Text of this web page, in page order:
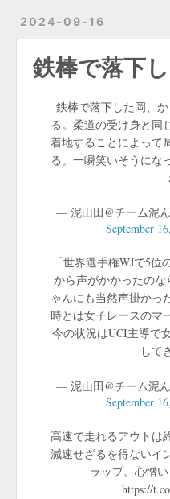
2024-09-16
鉄棒で落下
鉄棒で落下した岡、
る。柔道の受け身と同
着地することによって
る。一瞬笑いそうにな
— 泥山田@チーム泥ん
September
「世界選手権WJで5
から声がかかったの
ゃんにも当然声掛かっ
時とは女子レースのマ
今の状況はUCI主導で
して
— 泥山田@チーム泥ん
September
高速で走れるアウトは
減速せざるを得ないイ
ラップ。心憎い
https://